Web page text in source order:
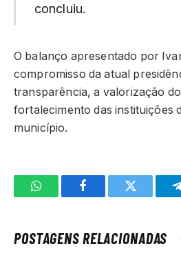
concluiu.
O balanço apresentado por
compromisso da atual
transparência, a valorização
fortalecimento das instituições
município.
WhatsAppFacebookTwitter
POSTAGENS RELACIONADAS